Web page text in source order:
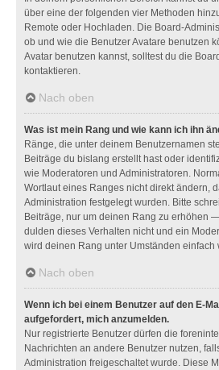
über eine der folgenden vier Methoden
Remote oder Hochladen. Die Board-
ob und wie die Benutzer Avatare benutzen
Avatar benutzen kannst, solltest du die
kontaktieren.
Nach oben
Was ist mein Rang und wie kann ich ihn
Ränge, die unter deinem Benutzernamen
Beiträge du bislang erstellt hast oder
wie Moderatoren und Administratoren.
Wortlaut eines Ranges nicht direkt ändern,
Administration festgelegt wurden. Bitte
Beiträge, nur um deinen Rang zu erhöhen
dulden dieses Verhalten nicht und ein
wird deinen Rang unter Umständen einfach
Nach oben
Wenn ich bei einem Benutzer auf den E-
aufgefordert, mich anzumelden.
Nur registrierte Benutzer dürfen die
Nachrichten an andere Benutzer nutzen,
Administration freigeschaltet wurde. Diese